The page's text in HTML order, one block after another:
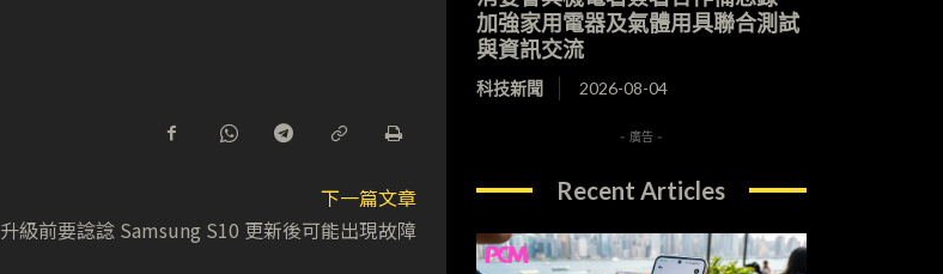
下一篇文章
升級前要諗諗 Samsung S10 更新後可能出現故障
加強家用電器及氣體用具聯合測試
與資訊交流
科技新聞 2026-08-04
- 廣告 -
Recent Articles